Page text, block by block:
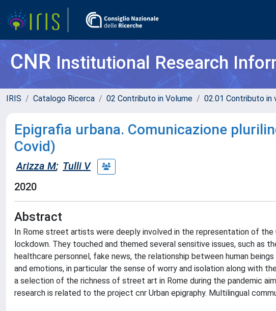
CNRInstitutional Research
IRIS Catalogo Ricerca 02 Contributo in Volume 02.01 Contributo in
Epigrafia urbana. Comunicazione
Covid)
Arizza M; Tulli V
2020
Abstract
In Rome street artists were deeply involved in the representation of
lockdown. They touched and themed several sensitive issues, such as
healthcare personnel, fake news, the relationship between human
and emotions, in particular the sense of worry and isolation along with
a selection of the richness of street art in Rome during the pandemic
research is related to the project cnr Urban epigraphy. Multilingual